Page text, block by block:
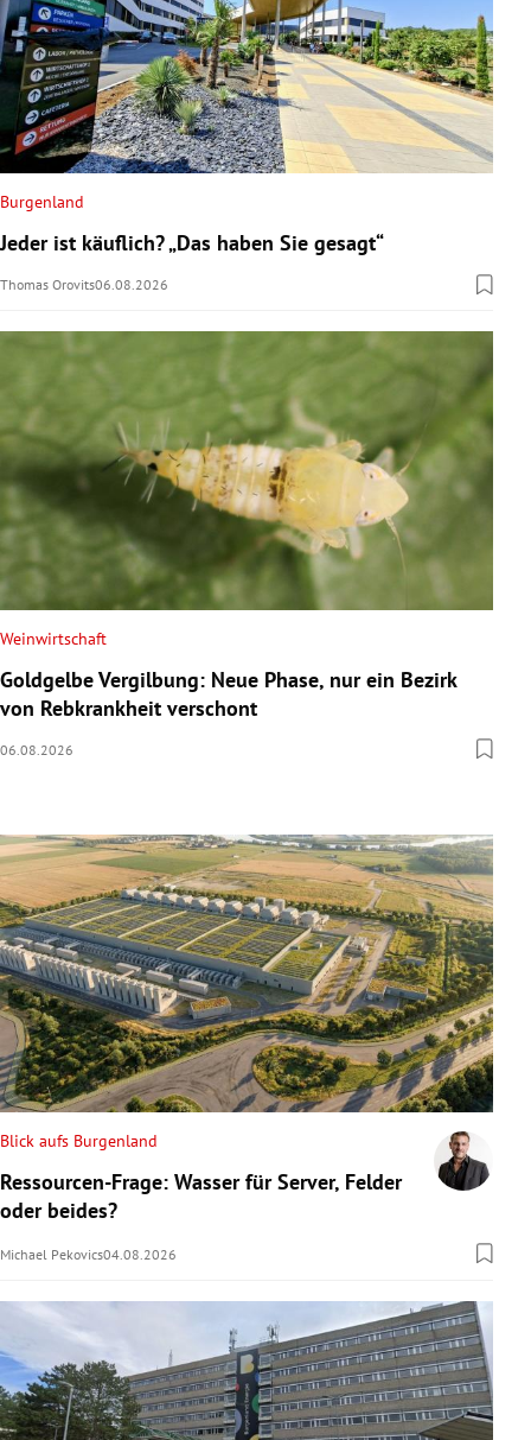
Burgenland
Jeder ist käuflich? „Das haben Sie gesagt“
Thomas Orovits06.08.2026
Weinwirtschaft
Goldgelbe Vergilbung: Neue Phase, nur ein Bezirk
von Rebkrankheit verschont
06.08.2026
Blick aufs Burgenland
Ressourcen-Frage: Wasser für Server, Felder
oder beides?
Michael Pekovics04.08.2026